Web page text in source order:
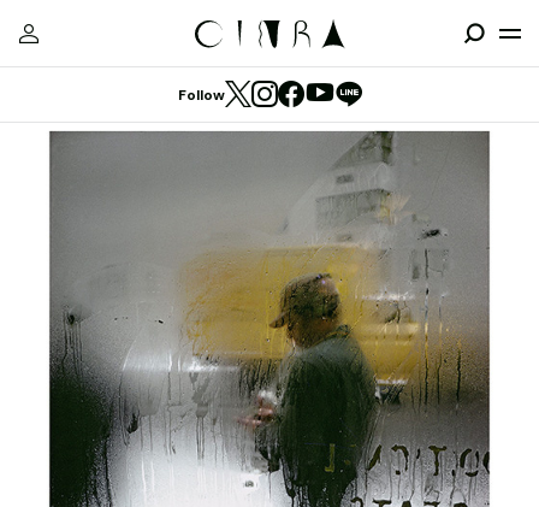
Follow